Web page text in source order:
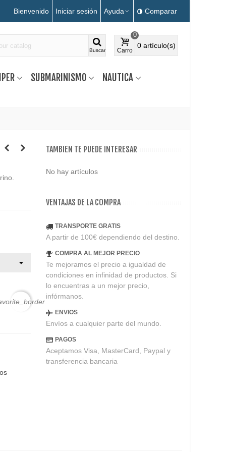
Bienvenido Iniciar sesión Ayuda Comparar
Buscar Carro
0
0 artículo(s)
SUBMARINISMO
NAUTICA
TAMBIEN TE PUEDE INTERESAR
No hay artículos
VENTAJAS DE LA COMPRA
TRANSPORTE GRATIS
A partir de 100€ dependiendo del destino.
COMPRA AL MEJOR PRECIO
Te mejoramos el precio a igualdad de
condiciones en infinidad de productos. Si
lo encuentras a un mejor precio,
infórmanos.
ENVIOS
Envíos a cualquier parte del mundo.
PAGOS
Aceptamos Visa, MasterCard, Paypal y
transferencia bancaria